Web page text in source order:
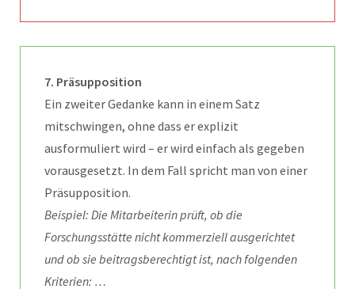
7. Präsupposition
Ein zweiter Gedanke kann in einem Satz
mitschwingen, ohne dass er explizit
ausformuliert wird – er wird einfach als gegeben
vorausgesetzt. In dem Fall spricht man von einer
Präsupposition.
Beispiel: Die Mitarbeiterin prüft, ob die
Forschungsstätte nicht kommerziell ausgerichtet
und ob sie beitragsberechtigt ist, nach folgenden
Kriterien: …